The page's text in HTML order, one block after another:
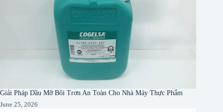
Giải Pháp Dầu Mỡ Bôi Trơn An Toàn Cho Nhà Máy Thực Phẩm
June 25, 2026